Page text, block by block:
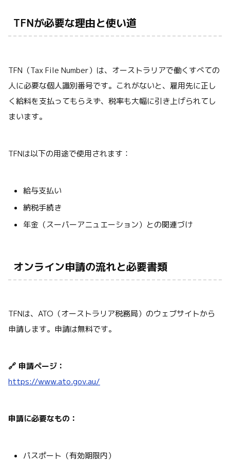
TFNが必要な理由と使い道
TFN（Tax File Number）は、オーストラリアで働くすべての
人に必要な個人識別番号です。これがないと、雇用先に正し
く給料を支払ってもらえず、税率も大幅に引き上げられてし
まいます。
TFNは以下の用途で使用されます：
給与支払い
納税手続き
年金（スーパーアニュエーション）との関連づけ
オンライン申請の流れと必要書類
TFNは、ATO（オーストラリア税務局）のウェブサイトから
申請します。申請は無料です。
🔗 申請ページ：
https://www.ato.gov.au/
申請に必要なもの：
パスポート（有効期限内）